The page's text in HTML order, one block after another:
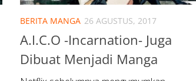
BERITA MANGA 26 AGUSTUS, 2017
A.I.C.O -Incarnation- Juga
Dibuat Menjadi Manga